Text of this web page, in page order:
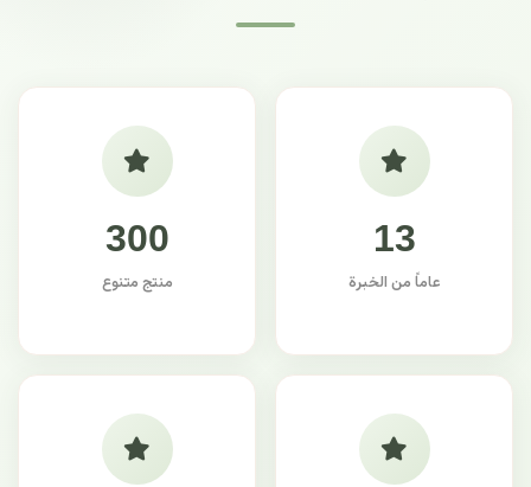
13
عاماً من الخبرة
300
منتج متنوع